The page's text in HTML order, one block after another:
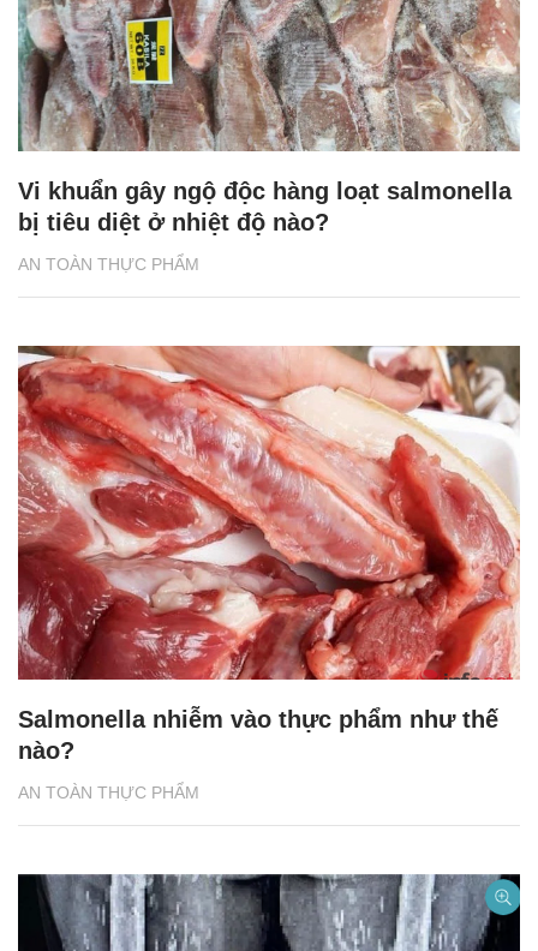
AN TOÀN THỰC PHẨM
Vi khuẩn gây ngộ độc hàng loạt salmonella
bị tiêu diệt ở nhiệt độ nào?
AN TOÀN THỰC PHẨM
Salmonella nhiễm vào thực phẩm như thế
nào?